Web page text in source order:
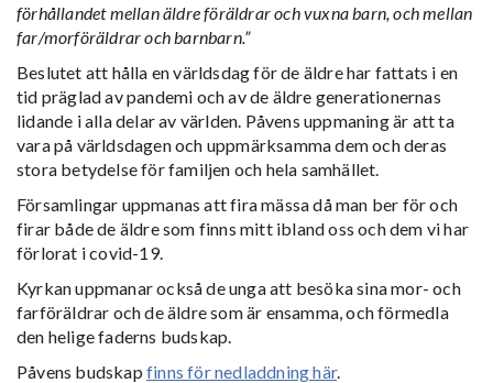
förhållandet mellan äldre föräldrar och vuxna barn, och mellan
far/morföräldrar och barnbarn.”
Beslutet att hålla en världsdag för de äldre har fattats i en
tid präglad av pandemi och av de äldre generationernas
lidande i alla delar av världen. Påvens uppmaning är att ta
vara på världsdagen och uppmärksamma dem och deras
stora betydelse för familjen och hela samhället.
Församlingar uppmanas att fira mässa då man ber för och
firar både de äldre som finns mitt ibland oss och dem vi har
förlorat i covid-19.
Kyrkan uppmanar också de unga att besöka sina mor- och
farföräldrar och de äldre som är ensamma, och förmedla
den helige faderns budskap.
Påvens budskap finns för nedladdning här.